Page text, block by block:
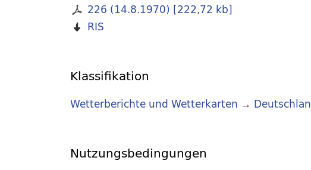
226 (14.8.1970) [222,72 kb]
RIS
Klassifikation
Wetterberichte und Wetterkarten →
Nutzungsbedingungen